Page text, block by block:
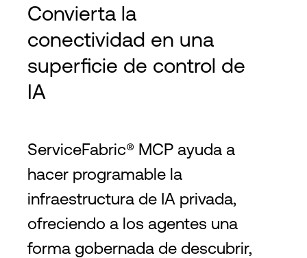
Convierta la
conectividad en una
superficie de control de
IA
ServiceFabric® MCP ayuda a
hacer programable la
infraestructura de IA privada,
ofreciendo a los agentes una
forma gobernada de descubrir,